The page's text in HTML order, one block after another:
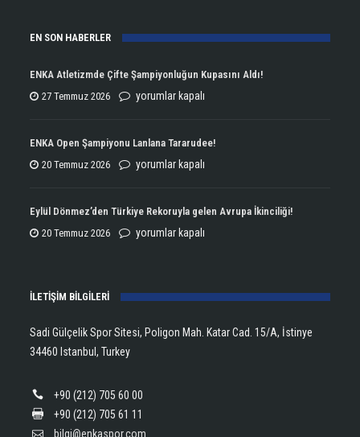
EN SON HABERLER
ENKA Atletizmde Çifte Şampiyonluğun Kupasını Aldı!
27 Temmuz 2026
ENKA
Çifte
Şampiyonluğun
yorumlar kapalı
ENKA Open Şampiyonu Lanlana Tararudee!
20 Temmuz 2026
ENKA
Şampiyonu
Lanlana
yorumlar kapalı
Eylül Dönmez’den Türkiye Rekoruyla gelen Avrupa İkinciliği!
20 Temmuz 2026
Eylül
Rekoruyla
Avrupa
yorumlar kapalı
İLETİŞİM BİLGİLERİ
Sadi Gülçelik Spor Sitesi, Poligon Mah. Katar Cad. 15/A, İstinye
34460 Istanbul, Turkey
+90 (212) 705 60 00
+90 (212) 705 61 11
bilgi@enkaspor.com